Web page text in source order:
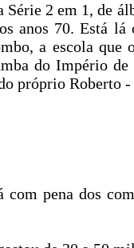
2 em 1, de
anos 70. Está
a escola que
do Império
próprio Roberto
com pena dos